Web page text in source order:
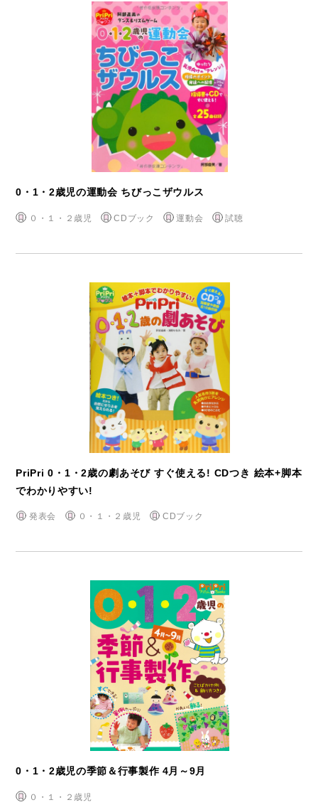
0・1・2歳児の運動会 ちびっこザウルス
０・１・２歳児 CDブック 運動会 試聴
PriPri 0・1・2歳の劇あそび すぐ使える! CDつき 絵本+脚本
でわかりやすい!
発表会 ０・１・２歳児 CDブック
0・1・2歳児の季節＆行事製作 4月～9月
０・１・２歳児